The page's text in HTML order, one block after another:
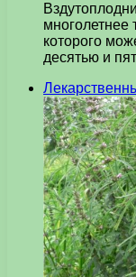
многолетнее
которого
десятью и